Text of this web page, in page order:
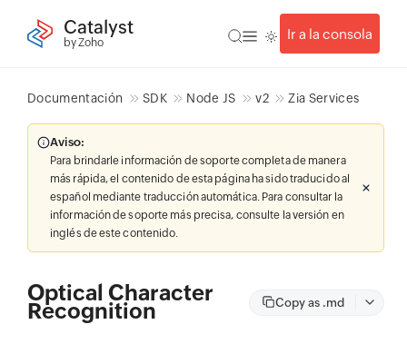
Catalyst
by Zoho
Ir a la consola
Documentación SDK Node JS v2 Zia Services
Aviso:
Para brindarle información de soporte completa de manera
más rápida, el contenido de esta página ha sido traducido al
español mediante traducción automática. Para consultar la
información de soporte más precisa, consulte la versión en
inglés de este contenido.
Optical Character
Recognition Copy as .md